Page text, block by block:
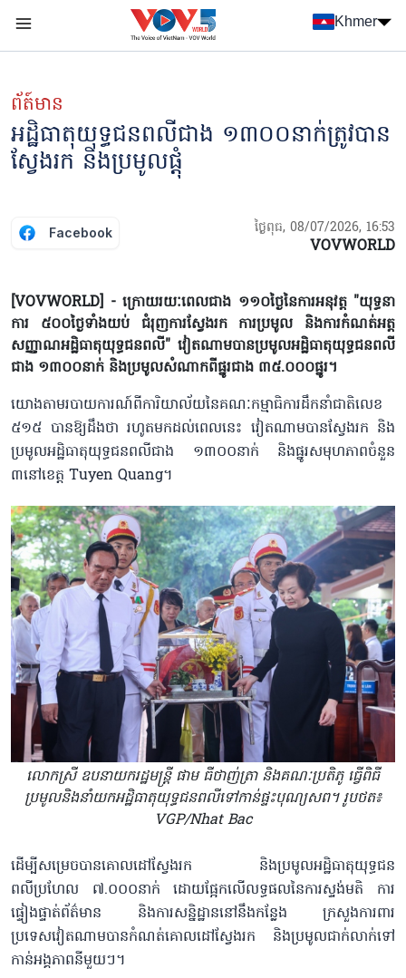
Nhảy đến nội dung
Khmer
ព័ត៍មាន
អដ្ឋិធាតុយុទ្ធជន​ពលីជាង ១៣០០នាក់ត្រូវបាន
ស្វែងរក និងប្រមូលផ្តុំ
Facebook ថ្ងៃពុធ, 08/07/2026, 16:53
VOVWORLD
[VOVWORLD] - ក្រោយ​រយៈពេលជាង ១១០ថ្ងៃនៃការអនុវត្ត "យុទ្ធនា
ការ ៥០០ថ្ងៃទាំងយប់ ជំរុញការស្វែងរក ការប្រមូល និងការកំណត់អត្ត
សញ្ញាណអដ្ឋិធាតុយុទ្ធជន​ពលី" វៀតណាមបានប្រមូលអដ្ឋិធាតុយុទ្ធជន​ពលី
ជាង ១៣០០នាក់ និងប្រមូលសំណាកពីផ្នូរជាង ៣៥.០០០ផ្នូរ។
យោងតាមរបាយការណ៍ពីការិយាល័យនៃ​គណៈកម្មាធិការដឹកនាំជាតិលេខ
៥១៥ បានឱ្យ​ដឹងថា រហូតមកដល់​ពេលនេះ វៀតណាមបានស្វែងរក និង
ប្រមូលអដ្ឋិធាតុ​យុទ្ធជន​ពលីជាង ១៣០០នាក់ និងផ្នូរសមុហភាពចំនួន
៣នៅខេត្ត Tuyen Quang។
លោកស្រី ឧបនាយករដ្ឋមន្ត្រី ផាម ធីថាញ់ត្រា និងគណៈប្រតិភូ ធ្វើ​ពិធី
ប្រមូលនិងនាំ​យកអដ្ឋិធាតុយុទ្ធជនពលីទៅកាន់ផ្ទះបុណ្យសព។ រូបថត៖
VGP/Nhat Bac
ដើម្បីសម្រេចបាន​គោលដៅស្វែងរក និងប្រមូលអដ្ឋិធាតុ​យុទ្ធជន​
ពលីប្រហែល ៧.០០០នាក់ ដោយផ្អែកលើលទ្ធផលនៃការស្ទង់មតិ ការ
ផ្ទៀងផ្ទាត់ព័ត៌មាន និងការសន្និដ្ឋាននៅនឹងកន្លែង ក្រសួងការពារ​
ប្រទេសវៀតណាមបានកំណត់គោលដៅស្វែងរក និងប្រមូលជាក់លាក់ទៅ
កាន់អង្គភាព​នីមួយៗ។